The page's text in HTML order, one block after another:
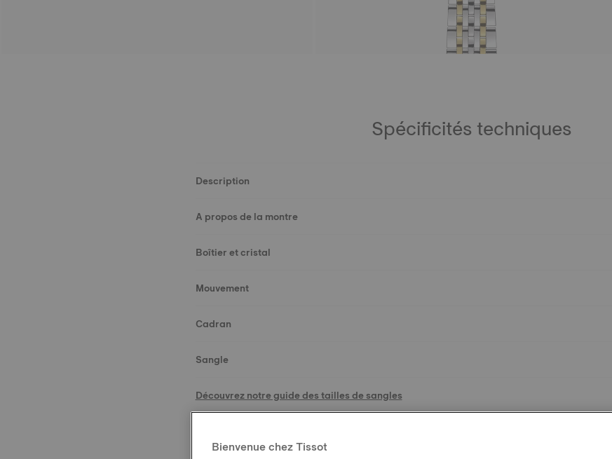
Spécificités techniques
Description
A propos de la montre
Boîtier et cristal
Mouvement
Cadran
Sangle
Découvrez notre guide des tailles de sangles
Bienvenue chez Tissot